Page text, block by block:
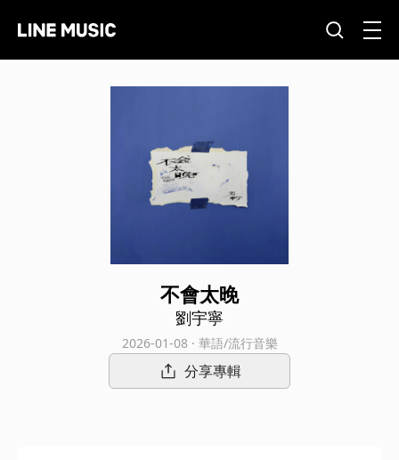
不會太晚
劉宇寧
2026-01-08 · 華語/流行音樂
分享專輯